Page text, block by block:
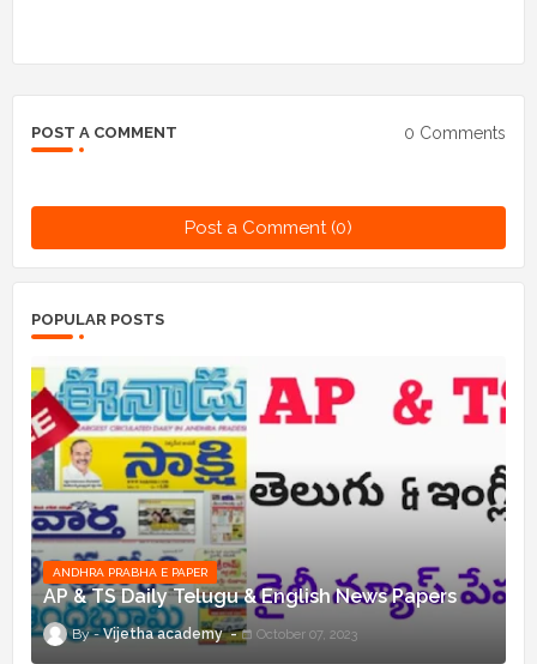
POST A COMMENT 0 Comments
Post a Comment (0)
POPULAR POSTS
ANDHRA PRABHA E PAPER
AP & TS Daily Telugu & English News Papers
Vijetha academy October 07, 2023